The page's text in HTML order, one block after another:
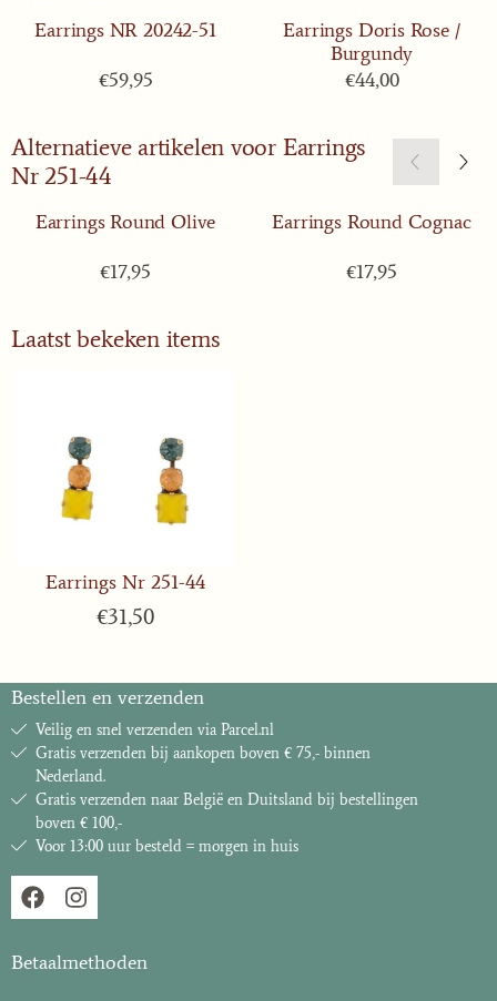
Earrings NR 20242-51
Prijs: 59,95
€59,95
Earrings Doris Rose /
Burgundy
Prijs: 44,00
€44,00
Alternatieve artikelen voor Earrings
Nr 251-44
Earrings Round Olive
Prijs: 17,95
€17,95
Earrings Round Cognac
Prijs: 17,95
€17,95
Laatst bekeken items
Earrings Nr 251-44
€31,50
Bestellen en verzenden
Veilig en snel verzenden via Parcel.nl
Gratis verzenden bij aankopen boven € 75,- binnen
Nederland.
Gratis verzenden naar België en Duitsland bij bestellingen
boven € 100,-
Voor 13:00 uur besteld = morgen in huis
Betaalmethoden